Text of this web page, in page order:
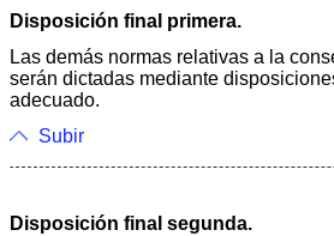
Disposición final primera.
Las demás normas relativas a la
serán dictadas mediante
adecuado.
Subir
Disposición final segunda.